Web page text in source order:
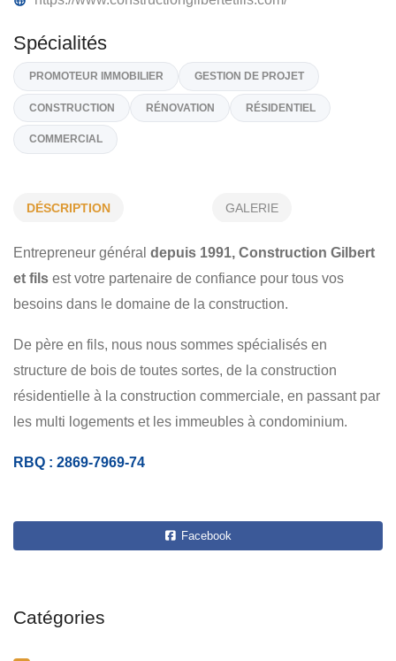
(418) 625-2450
construction-gilbert-et-fils@sogetel.net
https://www.constructiongilbertetfils.com/
Spécialités
COMMERCIAL
DÉSCRIPTION GALERIE
Entrepreneur général depuis 1991, Construction Gilbert
et fils est votre partenaire de confiance pour tous vos
besoins dans le domaine de la construction.
De père en fils, nous nous sommes spécialisés en
structure de bois de toutes sortes, de la construction
résidentielle à la construction commerciale, en passant par
les multi logements et les immeubles à condominium.
RBQ : 2869-7969-74
Facebook
Catégories